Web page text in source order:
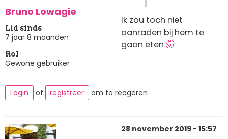
Bruno Lowagie
Lid sinds
7 jaar 8 maanden
Rol
Gewone gebruiker
Ik zou toch niet
aanraden bij hem te
gaan eten 🤯
Login of registreer om te reageren
28 november 2019 - 15:57